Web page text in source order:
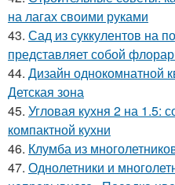
на лагах своими руками
43. Сад из суккулентов на
представляет собой
44. Дизайн однокомнатной
Детская зона
45. Угловая кухня 2 на 1.5:
компактной кухни
46. Клумба из
47. Однолетники и